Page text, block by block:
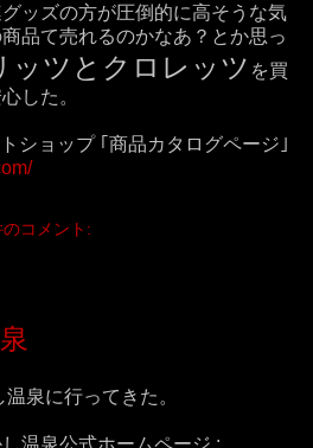
ッズの方が圧倒的に高そうな気
品て売れるのかなあ？とか思っ
ッツとクロレッツ を買
した。
ショップ ｢商品カタログページ｣
コメント:
泉に行ってきた。